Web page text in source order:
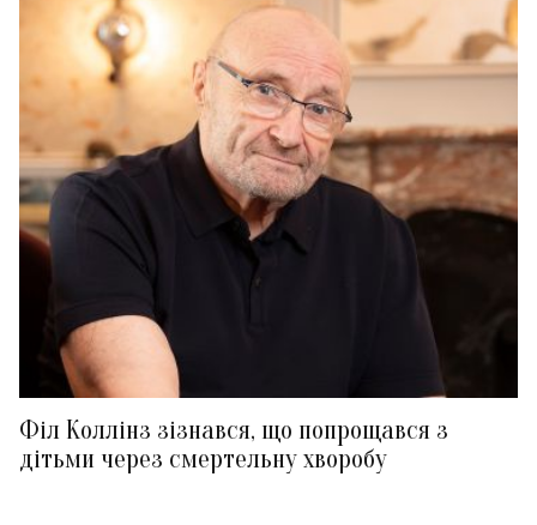
Філ Коллінз зізнався, що попрощався з
дітьми через смертельну хворобу